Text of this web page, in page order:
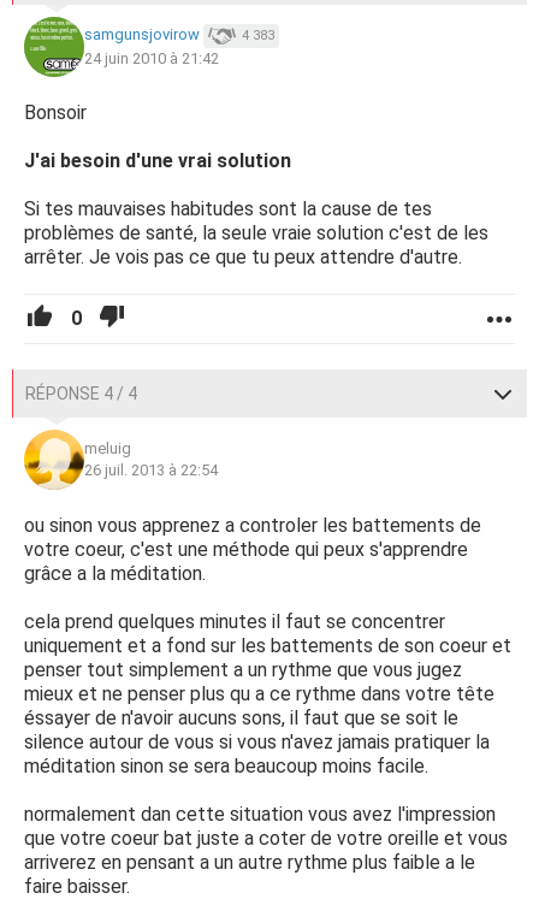
samgunsjovirow 4 383
24 juin 2010 à 21:42
Bonsoir
J'ai besoin d'une vrai solution
Si tes mauvaises habitudes sont la cause de tes
problèmes de santé, la seule vraie solution c'est de les
arrêter. Je vois pas ce que tu peux attendre d'autre.
0
RÉPONSE 4 / 4
meluig
26 juil. 2013 à 22:54
ou sinon vous apprenez a controler les battements de
votre coeur, c'est une méthode qui peux s'apprendre
grâce a la méditation.
cela prend quelques minutes il faut se concentrer
uniquement et a fond sur les battements de son coeur et
penser tout simplement a un rythme que vous jugez
mieux et ne penser plus qu a ce rythme dans votre tête
éssayer de n'avoir aucuns sons, il faut que se soit le
silence autour de vous si vous n'avez jamais pratiquer la
méditation sinon se sera beaucoup moins facile.
normalement dan cette situation vous avez l'impression
que votre coeur bat juste a coter de votre oreille et vous
arriverez en pensant a un autre rythme plus faible a le
faire baisser.